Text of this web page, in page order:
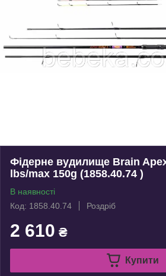
Фідерне вудилище Brain
lbs/max 150g (1858.40.74 )
В наявності
Код: 1858.40.74
Роздріб
2 610 ₴
Купити